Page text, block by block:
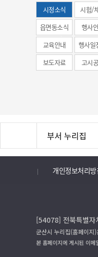
시정소식
(municipal
news)
시험/
읍면동소식
행사
교육안내
행사일
보도자료
고시
부서 누리집
개인정보처리방
[54078] 전북특별자
군산시 누리집(홈페이
본 홈페이지에 게시된 이